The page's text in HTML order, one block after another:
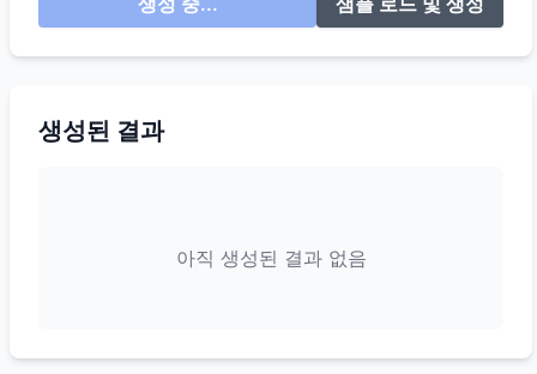
생성된 결과
아직 생성된 결과 없음